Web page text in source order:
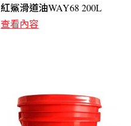
紅鯊滑道油WAY68 200L
查看內容